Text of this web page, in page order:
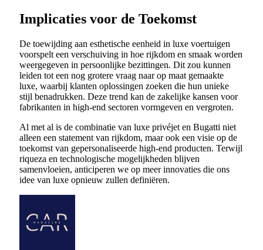
Implicaties voor de Toekomst
De toewijding aan esthetische eenheid in luxe voertuigen
voorspelt een verschuiving in hoe rijkdom en smaak worden
weergegeven in persoonlijke bezittingen. Dit zou kunnen
leiden tot een nog grotere vraag naar op maat gemaakte
luxe, waarbij klanten oplossingen zoeken die hun unieke
stijl benadrukken. Deze trend kan de zakelijke kansen voor
fabrikanten in high-end sectoren vormgeven en vergroten.
Al met al is de combinatie van luxe privéjet en Bugatti niet
alleen een statement van rijkdom, maar ook een visie op de
toekomst van gepersonaliseerde high-end producten. Terwijl
riqueza en technologische mogelijkheden blijven
samenvloeien, anticiperen we op meer innovaties die ons
idee van luxe opnieuw zullen definiëren.